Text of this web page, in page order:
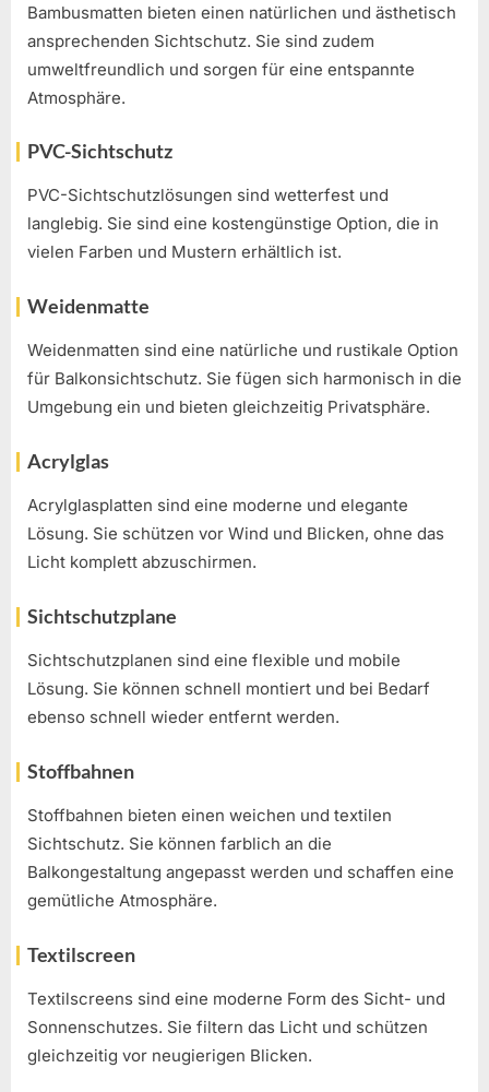
Bambusmatten bieten einen natürlichen und ästhetisch
ansprechenden Sichtschutz. Sie sind zudem
umweltfreundlich und sorgen für eine entspannte
Atmosphäre.
PVC-Sichtschutz
PVC-Sichtschutzlösungen sind wetterfest und
langlebig. Sie sind eine kostengünstige Option, die in
vielen Farben und Mustern erhältlich ist.
Weidenmatte
Weidenmatten sind eine natürliche und rustikale Option
für Balkonsichtschutz. Sie fügen sich harmonisch in die
Umgebung ein und bieten gleichzeitig Privatsphäre.
Acrylglas
Acrylglasplatten sind eine moderne und elegante
Lösung. Sie schützen vor Wind und Blicken, ohne das
Licht komplett abzuschirmen.
Sichtschutzplane
Sichtschutzplanen sind eine flexible und mobile
Lösung. Sie können schnell montiert und bei Bedarf
ebenso schnell wieder entfernt werden.
Stoffbahnen
Stoffbahnen bieten einen weichen und textilen
Sichtschutz. Sie können farblich an die
Balkongestaltung angepasst werden und schaffen eine
gemütliche Atmosphäre.
Textilscreen
Textilscreens sind eine moderne Form des Sicht- und
Sonnenschutzes. Sie filtern das Licht und schützen
gleichzeitig vor neugierigen Blicken.